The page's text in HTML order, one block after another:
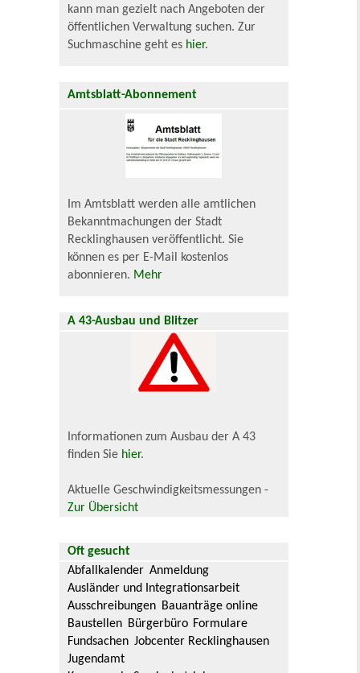
kann man gezielt nach Angeboten der
öffentlichen Verwaltung suchen. Zur
Suchmaschine geht es hier.
Amtsblatt-Abonnement
Im Amtsblatt werden alle amtlichen
Bekanntmachungen der Stadt
Recklinghausen veröffentlicht. Sie
können es per E-Mail kostenlos
abonnieren. Mehr
A 43-Ausbau und Blitzer
Informationen zum Ausbau der A 43
finden Sie hier.
Aktuelle Geschwindigkeitsmessungen -
Zur Übersicht
Oft gesucht
Abfallkalender Anmeldung
Ausländer und Integrationsarbeit
Ausschreibungen Bauanträge online
Baustellen Bürgerbüro Formulare
Fundsachen Jobcenter Recklinghausen
Jugendamt